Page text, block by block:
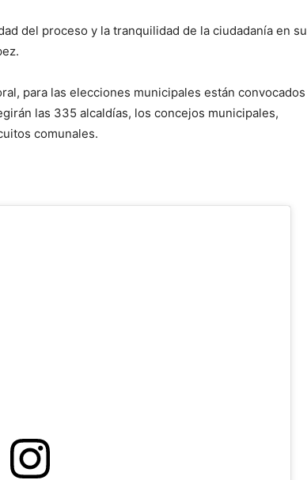
del proceso y la tranquilidad de la ciudadanía en su
para las elecciones municipales están convocados
las 335 alcaldías, los concejos municipales,
comunales.